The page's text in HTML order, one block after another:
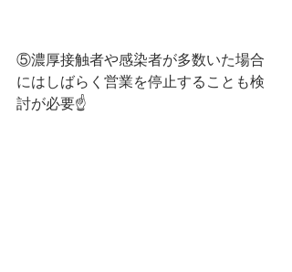
⑤濃厚接触者や感染者が多数いた場合
にはしばらく営業を停止することも検
討が必要☝️